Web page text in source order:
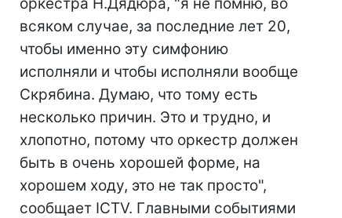
всяком случае, за последние лет 20,
чтобы именно эту симфонию
исполняли и чтобы исполняли вообще
Скрябина. Думаю, что тому есть
несколько причин. Это и трудно, и
хлопотно, потому что оркестр должен
быть в очень хорошей форме, на
хорошем ходу, это не так просто",
сообщает ICTV. Главными событиями